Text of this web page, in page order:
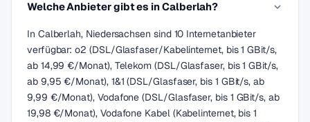
Welche Anbieter gibt es in Calberlah?
In Calberlah, Niedersachsen sind 10 Internetanbieter
verfügbar: o2 (DSL/Glasfaser/Kabelinternet, bis 1 GBit/s,
ab 14,99 €/Monat), Telekom (DSL/Glasfaser, bis 1 GBit/s,
ab 9,95 €/Monat), 1&1 (DSL/Glasfaser, bis 1 GBit/s, ab
9,99 €/Monat), Vodafone (DSL/Glasfaser, bis 1 GBit/s, ab
19,98 €/Monat), Vodafone Kabel (Kabelinternet, bis 1